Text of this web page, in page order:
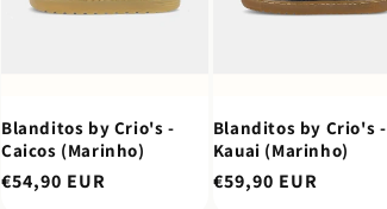
Blanditos by Crio's -
Caicos (Marinho)
Preço
€54,90 EUR
Blanditos by Crio's -
Kauai (Marinho)
Preço
€59,90 EUR